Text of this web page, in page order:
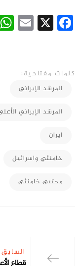
X
كلمات مفتاحية:
المرشد الإيراني
المرشد الإيراني
ايران
خامنئي واسرائيل
مجتبى خامنئي
السابق